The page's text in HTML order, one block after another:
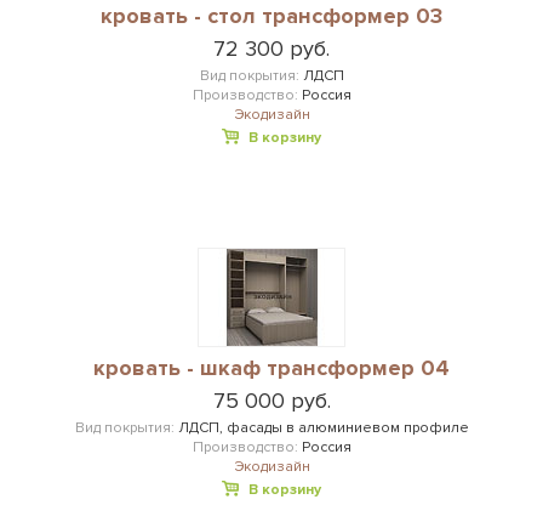
кровать - стол трансформер 03
72 300 руб.
Вид покрытия: ЛДСП
Производство: Россия
Экодизайн
В корзину
кровать - шкаф трансформер 04
75 000 руб.
Вид покрытия: ЛДСП, фасады в алюминиевом профиле
Производство: Россия
Экодизайн
В корзину